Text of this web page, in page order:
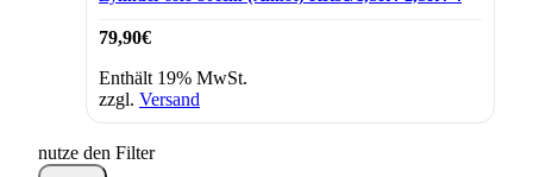
79,90€
Enthält 19% MwSt.
zzgl. Versand
nutze den Filter